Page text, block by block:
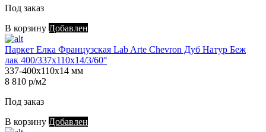
Под заказ
В корзину Добавлен
Паркет Елка Французская Lab Arte Chevron Дуб Натур Беж
лак 400/337х110х14/3/60°
337-400х110х14 мм
8 810 р/м2
Под заказ
В корзину Добавлен